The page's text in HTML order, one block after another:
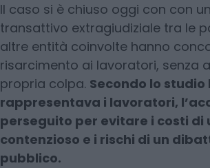
II caso si è chiuso oggi con con
transattivo extragiudiziale tra le
altre entità coinvolte hanno
risarcimento ai lavoratori, senza
propria colpa. Secondo lo studio
rappresentava i lavoratori,
perseguito per evitare i costi di
contenzioso e i rischi di un
pubblico.